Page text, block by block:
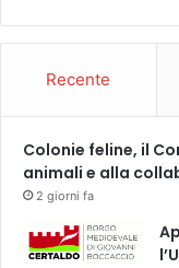
a
Recente
Colonie feline, il
animali e alla
2 giorni fa